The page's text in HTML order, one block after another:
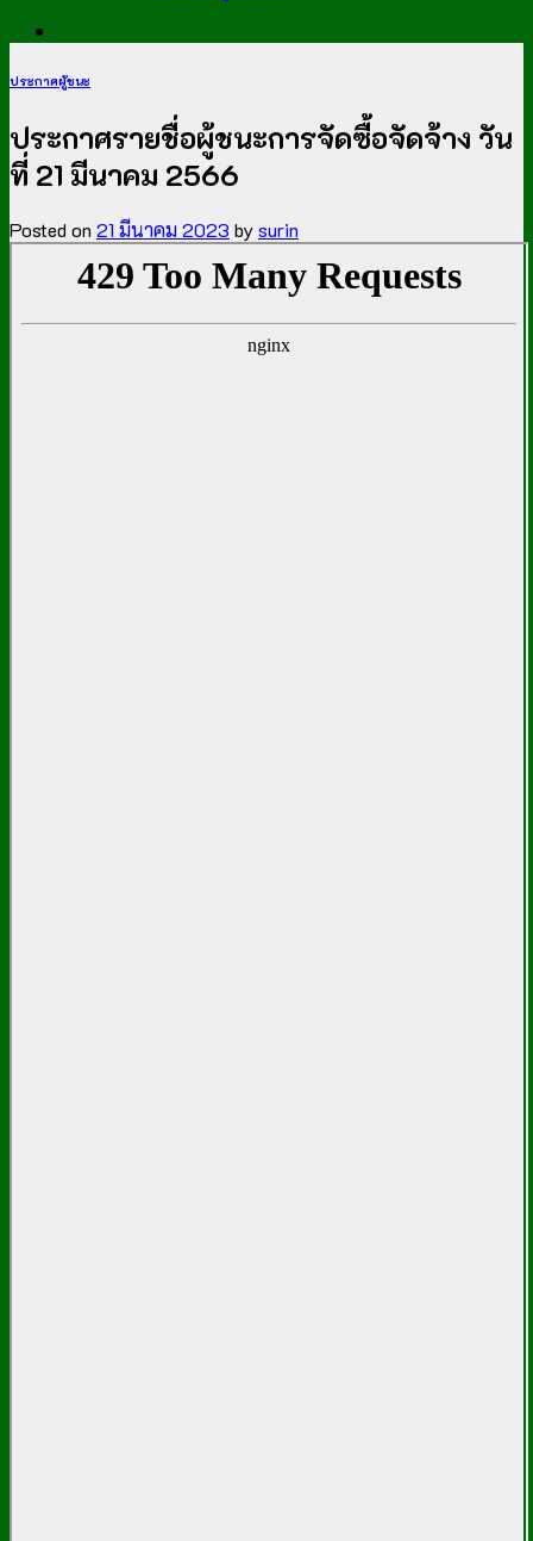
ประกาศผู้ชนะ
ประกาศรายชื่อผู้ชนะการจัดซื้อจัดจ้าง วัน
ที่ 21 มีนาคม 2566
Posted on 21 มีนาคม 2023 bysurin